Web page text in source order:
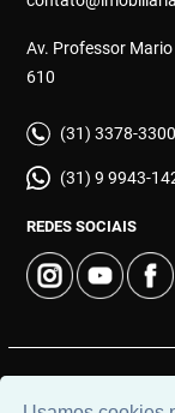
Av. Professor
610
(31) 3378-3300
(31) 9 9943-
REDES SOCIAIS